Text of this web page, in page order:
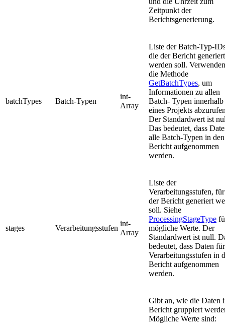
Zeitpunkt der
Berichtsgenerierung.
batchTypes Batch-Typen
int-
Array
Liste der Batch-Typ-
die der Bericht generiert
werden soll.
die Methode
GetBatchTypes, um
Informationen zu allen
Batch- Typen innerhalb
eines Projekts
Der Standardwert ist
Das bedeutet, dass
alle Batch-Typen in den
Bericht aufgenommen
werden.
stages Verarbeitungsstufen
int-
Array
Liste der
Verarbeitungsstufen,
der Bericht generiert
soll. Siehe
ProcessingStageType
mögliche Werte. Der
Standardwert ist null.
bedeutet, dass Daten
Verarbeitungsstufen in
Bericht aufgenommen
werden.
Gibt an, wie die Daten
Bericht gruppiert
Mögliche Werte sind: